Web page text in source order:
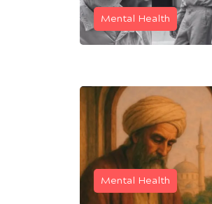
Mental Health
Mental Health